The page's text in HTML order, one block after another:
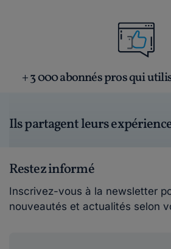
+ 3 000 abonnés pros qui
Ils partagent leurs
Restez informé
Inscrivez-vous à la newsletter
nouveautés et actualités selon